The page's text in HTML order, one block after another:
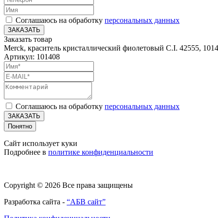
Соглашаюсь на обработку персональных данных
ЗАКАЗАТЬ
Заказать товар
Merck, краситель кристаллический фиолетовый C.I. 42555,
Артикул: 101408
Соглашаюсь на обработку персональных данных
ЗАКАЗАТЬ
Понятно
Сайт использует куки
Подробнее в политике конфиденциальности
Copyright © 2026 Все права защищены
Разработка сайта - “АБВ сайт”